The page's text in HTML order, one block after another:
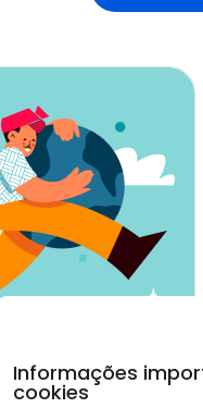
Informações
cookies